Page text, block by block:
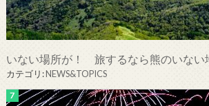
いない場所が！ 旅するなら熊のいない
カテゴリ:NEWS&TOPICS